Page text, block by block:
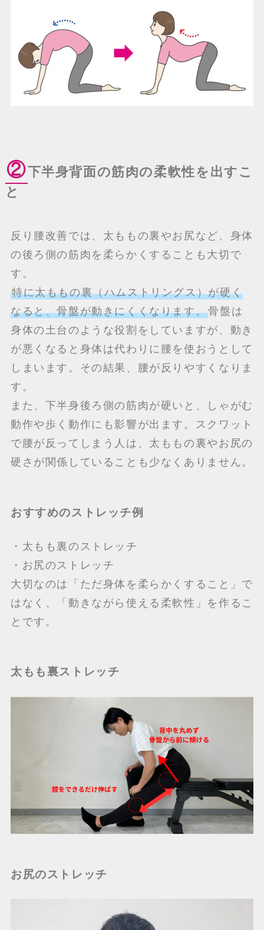
②下半身背面の筋肉の柔軟性を出すこ
と
反り腰改善では、太ももの裏やお尻など、身体
の後ろ側の筋肉を柔らかくすることも大切で
す。
特に太ももの裏（ハムストリングス）が硬く
なると、骨盤が動きにくくなります。骨盤は
身体の土台のような役割をしていますが、動き
が悪くなると身体は代わりに腰を使おうとして
しまいます。その結果、腰が反りやすくなりま
す。
また、下半身後ろ側の筋肉が硬いと、しゃがむ
動作や歩く動作にも影響が出ます。スクワット
で腰が反ってしまう人は、太ももの裏やお尻の
硬さが関係していることも少なくありません。
おすすめのストレッチ例
・太もも裏のストレッチ
・お尻のストレッチ
大切なのは「ただ身体を柔らかくすること」で
はなく、「動きながら使える柔軟性」を作るこ
とです。
太もも裏ストレッチ
お尻のストレッチ